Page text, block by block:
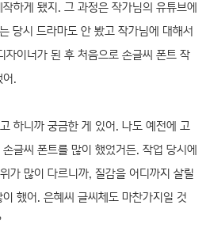
하게 됐지. 그 과정은 작가님의 유튜브에
당시 드라마도 안 봤고 작가님에 대해서
자이너가 된 후 처음으로 손글씨 폰트 작
.
하니까 궁금한 게 있어. 나도 예전에 고
글씨 폰트를 많이 했었거든. 작업 당시에
가 많이 다르니까, 질감을 어디까지 살릴
했어. 은혜씨 글씨체도 마찬가지일 것